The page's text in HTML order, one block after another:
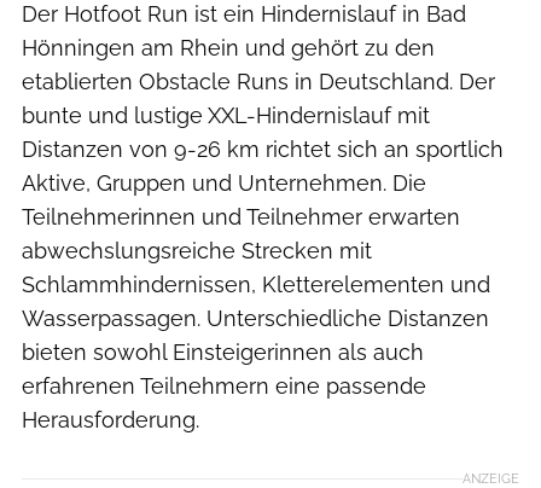
Der Hotfoot Run ist ein Hindernislauf in Bad
Hönningen am Rhein und gehört zu den
etablierten Obstacle Runs in Deutschland. Der
bunte und lustige XXL-Hindernislauf mit
Distanzen von 9-26 km richtet sich an sportlich
Aktive, Gruppen und Unternehmen. Die
Teilnehmerinnen und Teilnehmer erwarten
abwechslungsreiche Strecken mit
Schlammhindernissen, Kletterelementen und
Wasserpassagen. Unterschiedliche Distanzen
bieten sowohl Einsteigerinnen als auch
erfahrenen Teilnehmern eine passende
Herausforderung.
ANZEIGE